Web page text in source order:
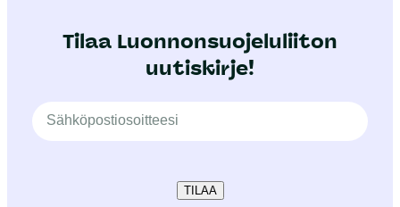
Tilaa Luonnonsuojeluliiton
uutiskirje!
TILAA